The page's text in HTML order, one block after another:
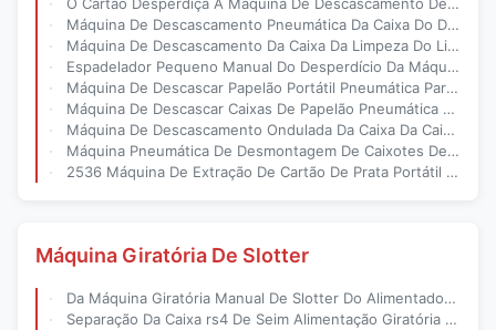
Máquina De Descascamento Pneumática Da Caixa Do Desperdício Para Papel Ondulado Da Caixa
Máquina De Descascamento Da Caixa Da Limpeza Do Lixo Do Cartão Para Papel Ondulado
Espadelador Pequeno Manual Do Desperdício Da Máquina De Descascamento Da Caixa Do Poder Pneumático
Máquina De Descascar Papelão Portátil Pneumática Para Resíduos De Papel Ondulado
Máquina De Descascar Caixas De Papelão Pneumática De Alta Velocidade Manual Portátil
Máquina De Descascamento Ondulada Da Caixa Da Caixa Com O Macine Do Cortador De Dado
Máquina Pneumática De Desmontagem De Caixotes De Resíduos
2536 Máquina De Extração De Cartão De Prata Portátil Não Destruir Cartão
Máquina Giratória De Slotter
Da Máquina Giratória Manual De Slotter Do Alimentador Da Corrente Travessia Síncrono
Separação Da Caixa rs4 De Seim Alimentação Giratória Da Corrente Da Máquina De Slotter Da Auto